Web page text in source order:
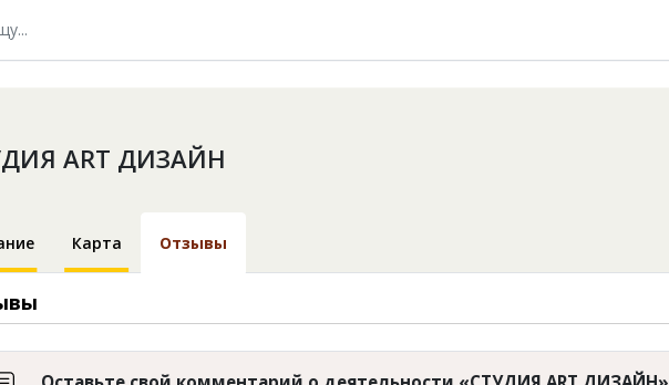
ART ДИЗАЙН
Карта Отзывы